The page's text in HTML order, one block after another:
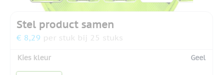
Stel product samen
€ 8,29 per stuk bij 25 stuks
Kies kleur Geel